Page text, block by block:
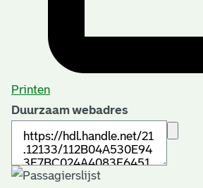
Printen
Duurzaam webadres